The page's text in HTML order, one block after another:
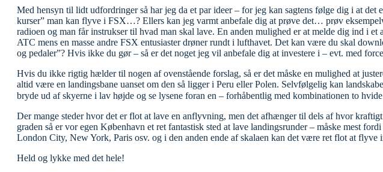
Med hensyn til lidt udfordringer så har jeg da et par ideer – for jeg kan sagtens følge dig i at
kurser” man kan flyve i FSX…? Ellers kan jeg varmt anbefale dig at prøve det… prøv
radioen og man får instrukser til hvad man skal lave. En anden mulighed er at melde dig ind i
ATC mens en masse andre FSX entusiaster drøner rundt i lufthavet. Det kan være du skal
og pedaler”? Hvis ikke du gør – så er det noget jeg vil anbefale dig at investere i – evt. med
Hvis du ikke rigtig hælder til nogen af ovenstående forslag, så er det måske en mulighed at
altid være en landingsbane uanset om den så ligger i Peru eller Polen. Selvfølgelig kan
bryde ud af skyerne i lav højde og se lysene foran en – forhåbentlig med kombinationen to
Der mange steder hvor det er flot at lave en anflyvning, men det afhænger til dels af hvor
graden så er vor egen København et ret fantastisk sted at lave landingsrunder – måske mest
London City, New York, Paris osv. og i den anden ende af skalaen kan det være ret flot at
Held og lykke med det hele!